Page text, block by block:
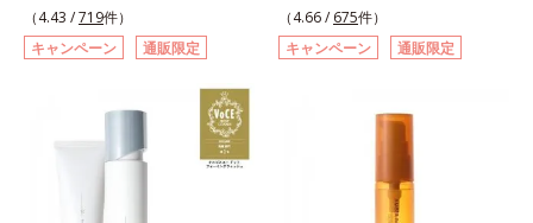
酸（ポリグルタミン酸）配合＝乾燥
を防ぎ、うるおいに満ちた肌へ導く
保湿成分、植物由来アミノ酸（エル
ゴチオネイン）配合＝肌を整え、す
こやかに保つ保湿成分、微生物由来
アミノ酸（エクトイン）配合＝乱れ
た角層にうるおいを与え、肌荒れを
肌のふっくら感や透明感を叶えま
す。美白ケアしながら多角的なエイ
ジングケアが叶うシリーズに。3ス
感を。効果的なシナジー設計で、あ
なたのエイジングケアを応援しま
す。*1 メラニンの生成を抑え、シ
ミ・ソバカスを防ぐ（ウォッシュを
除く）*2 オルビス内スキンケアシ
サイン(*6)の因子に着目した肌科学
エイジングケア(*3)シリーズ。オル
ビスユー ドットシリーズは、年齢
による肌悩み一つ一つを対処するの
ではなく、肌で起きていることの根
本原因に着目。加齢とともに現れる
年齢サインについて研究を進めたと
リのなさ」や、くすみ(*7)などが現
（4.43 /719件）
キャンペーン
通販限定
リも透明感(*7)も結果主義。年齢サ
イン(*8)の因子に着目した肌科学エ
イジングケア(*3)シリーズ。オルビ
よる肌悩み一つ一つを対処するので
原因に着目。加齢とともに現れる年
齢サインについて研究を進めたとこ
ろ、弾力感のない状態である「ハリ
（4.66 / 675件）
キャンペーン
通販限定